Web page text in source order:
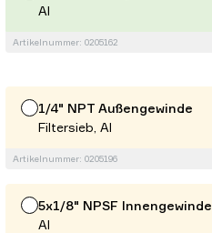
Al
Artikelnummer: 0205162
1/4" NPT Außengewinde
Filtersieb, Al
Artikelnummer: 0205196
5x1/8" NPSF Innengewinde
Al